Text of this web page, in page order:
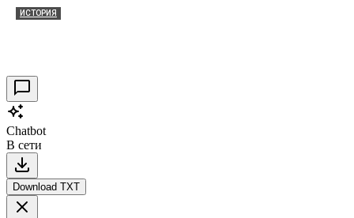
ИСТОРИЯ
Chatbot
В сети
Download TXT